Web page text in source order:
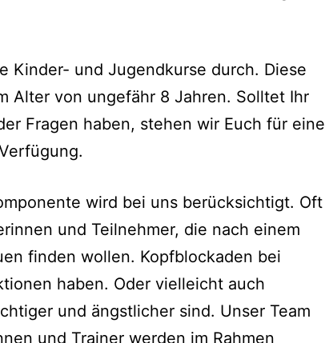
Kinder- und Jugendkurse durch. Diese
Alter von ungefähr 8 Jahren. Solltet Ihr
Fragen haben, stehen wir Euch für eine
wird bei uns berücksichtigt. Oft
und Teilnehmer, die nach einem
finden wollen. Kopfblockaden bei
haben. Oder vielleicht auch
und ängstlicher sind. Unser Team
und Trainer werden im Rahmen